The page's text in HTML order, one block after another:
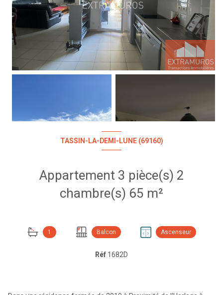
+8
TASSIN-LA-DEMI-LUNE (69160)
Appartement 3 pièce(s) 2
chambre(s) 65 m²
1 Balcon Ascenseur
Réf 1682D